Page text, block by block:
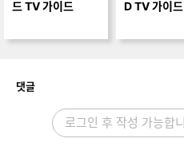
댓글개